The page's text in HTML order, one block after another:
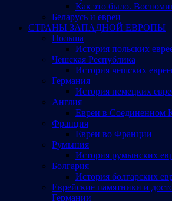
Как это было.
Беларусь и евреи
СТРАНЫ ЗАПАДНОЙ ЕВРОПЫ
Польша
История польских
Чешская Республика
История чешских
Германия
История немецких
Англия
Евреи в Соединенном
Франция
Евреи во Франции
Румыния
История румынских
Болгария
История болгарских
Еврейские памятники и
Германии